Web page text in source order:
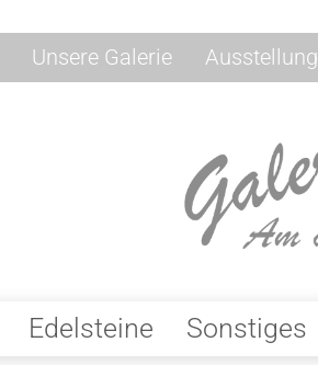
Unsere Galerie Ausstellung
Edelsteine Sonstiges